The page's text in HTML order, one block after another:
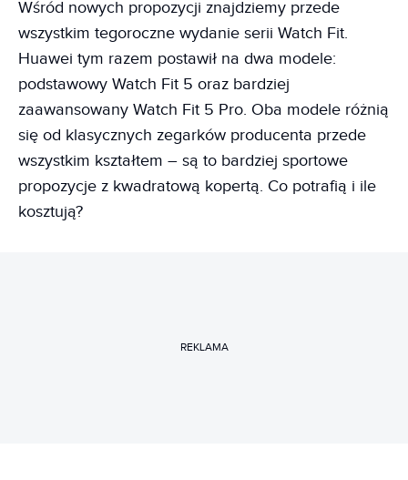
Wśród nowych propozycji znajdziemy przede
wszystkim tegoroczne wydanie serii Watch Fit.
Huawei tym razem postawił na dwa modele:
podstawowy Watch Fit 5 oraz bardziej
zaawansowany Watch Fit 5 Pro. Oba modele różnią
się od klasycznych zegarków producenta przede
wszystkim kształtem – są to bardziej sportowe
propozycje z kwadratową kopertą. Co potrafią i ile
kosztują?
REKLAMA